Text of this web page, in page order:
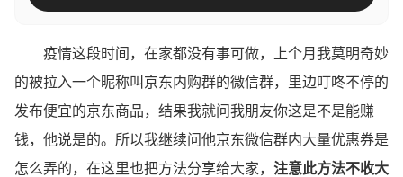
疫情这段时间，在家都没有事可做，上个月我莫明奇妙
的被拉入一个昵称叫京东内购群的微信群，里边叮咚不停的
发布便宜的京东商品，结果我就问我朋友你这是不是能赚
钱，他说是的。所以我继续问他京东微信群内大量优惠券是
怎么弄的，在这里也把方法分享给大家， 注意此方法不收大